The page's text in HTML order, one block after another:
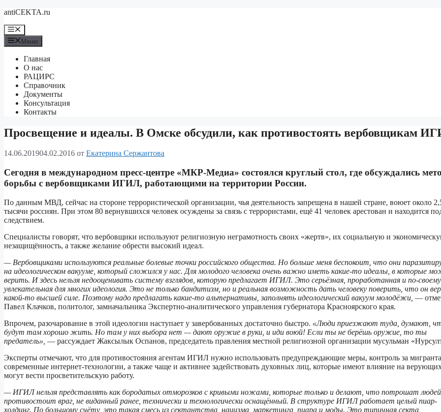
Перейти
содержимому
antiCEKTA.ru
Меню
Меню
Главная
О нас
РАЦИРС
Справочник
Документы
Консультация
Контакты
Просвещение и идеалы. В Омске обсудили, как противостоять вербовщикам
14.06.201904.02.2016 от Екатерина Сержантова
Сегодня в международном пресс-центре «МКР-Медиа» состоялся круглый стол, где обсуждались
борьбы с вербовщиками ИГИЛ, работающими на территории России.
По данным МВД, сейчас на стороне террористической организации, чья деятельность запрещена в нашей стране, воюет около
тысячи россиян. При этом 80 вернувшихся человек осуждены за связь с террористами, ещё 41 человек арестован и находится
следствием.
Специалисты говорят, что вербовщики используют религиозную неграмотность своих «жертв», их социальную и
незащищённость, а также желание обрести высокий идеал.
— Вербовщиками используются реальные болевые точки российского общества. Но больше меня беспокоит, что они
на идеологическом вакууме, который сложился у нас. Для молодого человека очень важно иметь какие-то идеалы, в которые
верить. И здесь нельзя недооценивать систему взглядов, которую предлагает ИГИЛ. Это серьёзная, проработанная и по-своему
увлекательная для многих идеология. Это не только бандитизм, но и реальная возможность дать человеку поверить, что он
какой-то высшей силе. Поэтому надо предлагать какие-то альтернативы, заполнять идеологический вакуум молодёжи, —
Павел Клачков, политолог, замначальника Экспертно-аналитического управления губернатора Красноярского края.
Впрочем, разочарование в этой идеологии наступает у завербованных достаточно быстро. «Люди приезжают туда, думают,
будут там хорошо жить. Но там у них выбора нет — дают оружие в руки, и иди воюй! Если ты не берёшь оружие, то ты
предатель», — рассуждает Жаксылык Оспанов, председатель правления местной религиозной организации мусульман
Эксперты отмечают, что для противостояния агентам ИГИЛ нужно использовать предупреждающие меры, контроль за
современные интернет-технологии, а также чаще и активнее задействовать духовных лиц, которые имеют влияние на
могут вести просветительскую работу.
— ИГИЛ нельзя представлять как бородатых отморозков с кривыми ножами, которые только и делают, что потрошат
противостоит враг, не виданный ранее, технически и технологически оснащённый. В структуре ИГИЛ работает целый пиар-
холдинг. По большому счёту, это такая смесь из сектантства, нацизма, маркетинга, пиара и моды. Это типичная секта,